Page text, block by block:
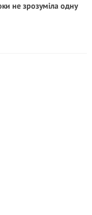
не зрозуміла одну